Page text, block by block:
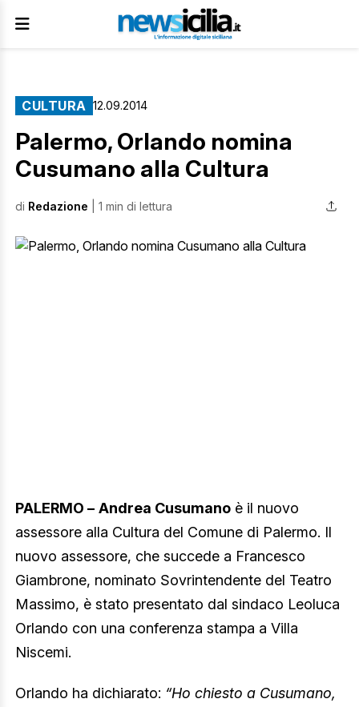
CULTURA 12.09.2014
Palermo, Orlando nomina
Cusumano alla Cultura
di Redazione | 1 min di lettura
PALERMO – Andrea Cusumano è il nuovo
assessore alla Cultura del Comune di Palermo. Il
nuovo assessore, che succede a Francesco
Giambrone, nominato Sovrintendente del Teatro
Massimo, è stato presentato dal sindaco Leoluca
Orlando con una conferenza stampa a Villa
Niscemi.
Orlando ha dichiarato: “Ho chiesto a Cusumano,